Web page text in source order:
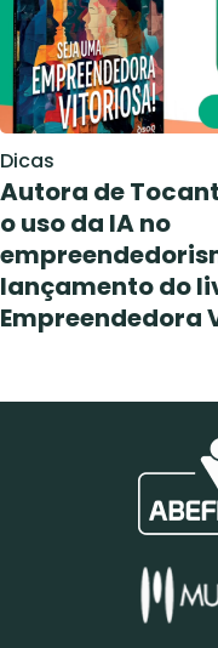
Dicas
Autora de
o uso da IA no
lançamento do
Empreendedora